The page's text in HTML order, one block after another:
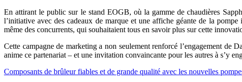
En attirant le public sur le stand EOGB, où la gamme de chaudières
l’initiative avec des cadeaux de marque et une affiche géante de la
même des concurrents, qui souhaitaient tous en savoir plus sur cette
Cette campagne de marketing a non seulement renforcé l’engagement de
anime ce partenariat – et une invitation convaincante pour les autres à s’y
Composants de brûleur fiables et de grande qualité avec les nouvelles